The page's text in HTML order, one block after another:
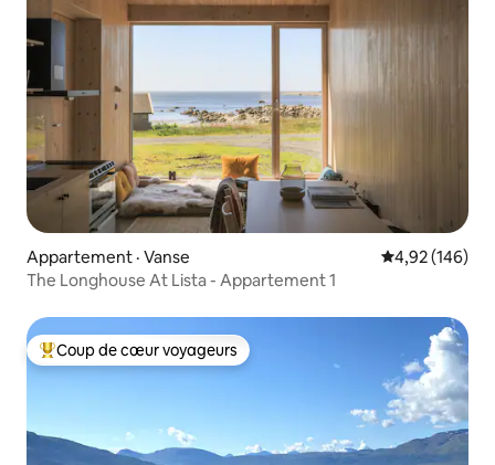
Appartement · Vanse Note
4,92 (146)
The Longhouse At Lista - Appartement 1
Coup de cœur voyageurs parmi les plus aimés
Coup de cœur voyageurs